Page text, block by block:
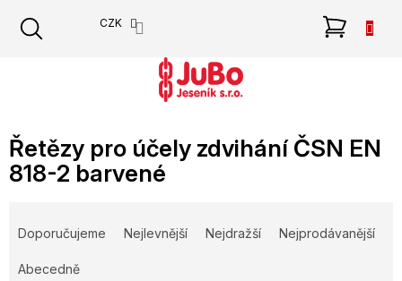
obsah
CZK
Řetězy pro účely zdvihání ČSN EN
818-2 barvené
e
Doporučujeme Nejlevnější Nejdražší Nejprodávanější
Abecedně